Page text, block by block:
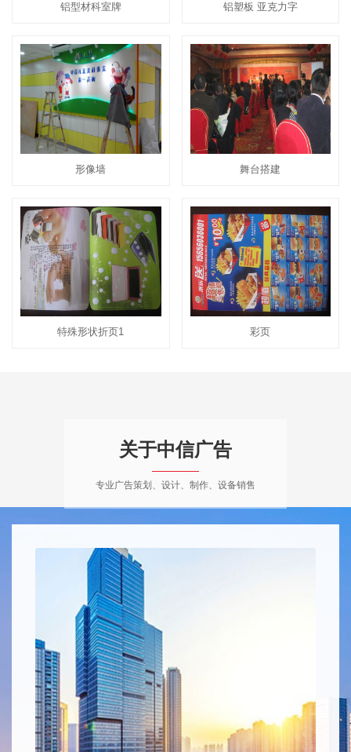
铝型材科室牌 铝塑板 亚克力字
形像墙 舞台搭建
特殊形状折页1 彩页
关于中信广告
专业广告策划、设计、制作、设备销售